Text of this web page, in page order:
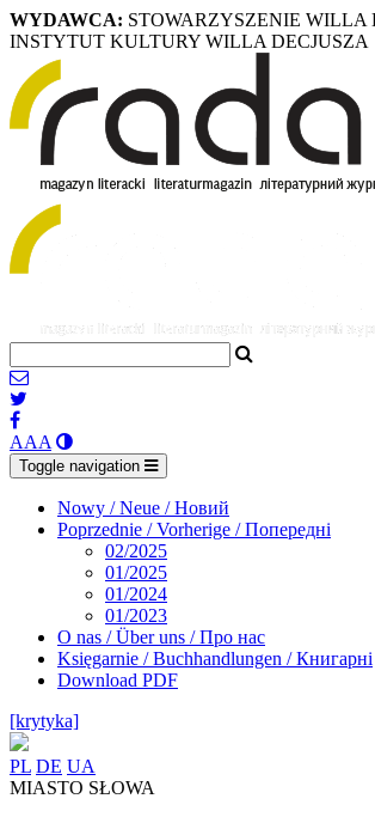
WYDAWCA: STOWARZYSZENIE WILLA
INSTYTUT KULTURY WILLA DECJUSZA
AAA
Toggle navigation
Nowy / Neue / Новий
Poprzednie / Vorherige / Попередні
02/2025
01/2025
01/2024
01/2023
O nas / Über uns / Про нас
Księgarnie / Buchhandlungen / Книгарні
Download PDF
[krytyka]
PL DE UA
MIASTO SŁOWA